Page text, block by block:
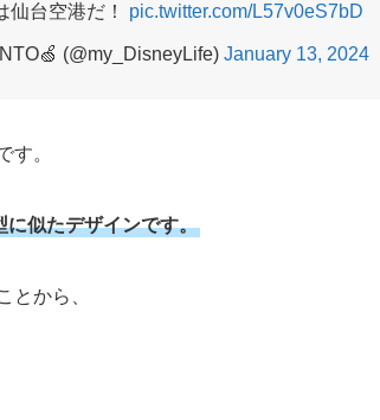
仙台空港だ！ pic.twitter.com/L57v0eS7bD
(@my_DisneyLife) January 13, 2024
す。
に似たデザインです。
とから、